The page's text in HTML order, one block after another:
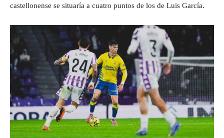
castellonense se situaría a cuatro puntos de los de Luis García.